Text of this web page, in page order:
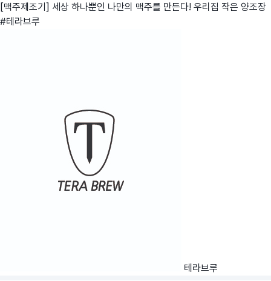
[맥주제조기] 세상 하나뿐인 나만의 맥주를 만든다! 우리집 작은 양조장
#테라브루
테라브루